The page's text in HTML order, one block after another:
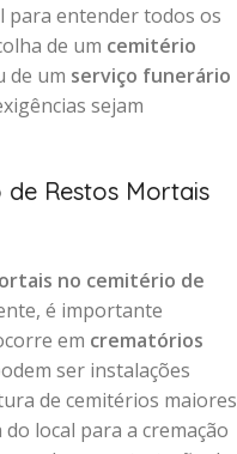
entender todos os
de um cemitério
de um serviço funerário
sejam
Restos Mortais
no cemitério de
é importante
em crematórios
ser instalações
de cemitérios maiores
local para a cremação